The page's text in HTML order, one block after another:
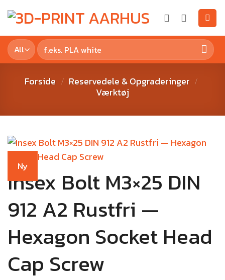
Forside / Reservedele & Opgraderinger /
Værktøj
Ny
Insex Bolt M3×25 DIN
912 A2 Rustfri —
Hexagon Socket Head
Cap Screw